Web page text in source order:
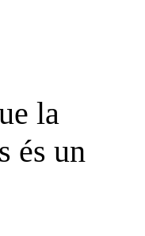
la
és un